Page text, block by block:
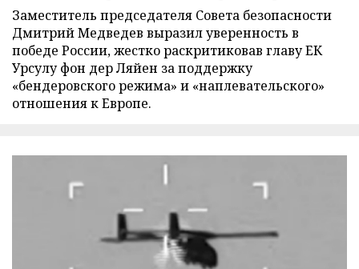
Заместитель председателя Совета безопасности
Дмитрий Медведев выразил уверенность в
победе России, жестко раскритиковав главу ЕК
Урсулу фон дер Ляйен за поддержку
«бендеровского режима» и «наплевательского»
отношения к Европе.